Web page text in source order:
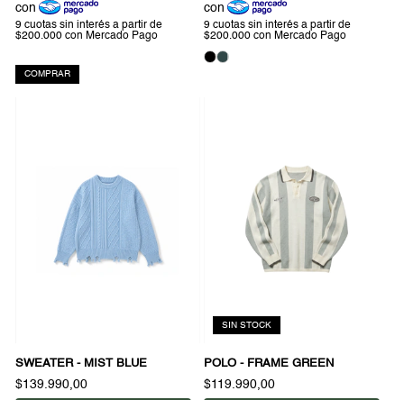
COMPRAR
SWEATER - MIST BLUE
$139.990,00
SIN STOCK
POLO - FRAME GREEN
$119.990,00